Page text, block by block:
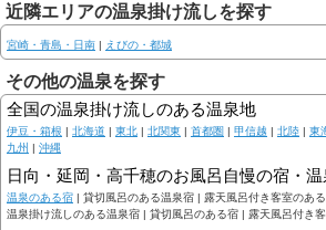
近隣エリアの温泉掛け流しを探す
宮崎・青島・日南 | えびの・都城
その他の温泉を探す
全国の温泉掛け流しのある温泉地
伊豆・箱根 | 北海道 | 東北 | 北関東 | 首都圏 | 甲信越 | 北陸 | 東
九州 | 沖縄
日向・延岡・高千穂のお風呂自慢の宿・
温泉のある宿 | 貸切風呂のある温泉宿 | 露天風呂付き客室のあ
温泉掛け流しのある温泉宿 | 貸切風呂のある宿 | 露天風呂付き